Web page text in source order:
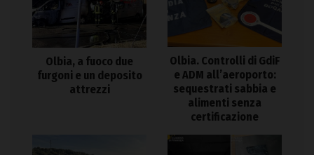
Olbia, a fuoco due
furgoni e un deposito
attrezzi
Olbia. Controlli di GdiF
e ADM all’aeroporto:
sequestrati sabbia e
alimenti senza
certificazione